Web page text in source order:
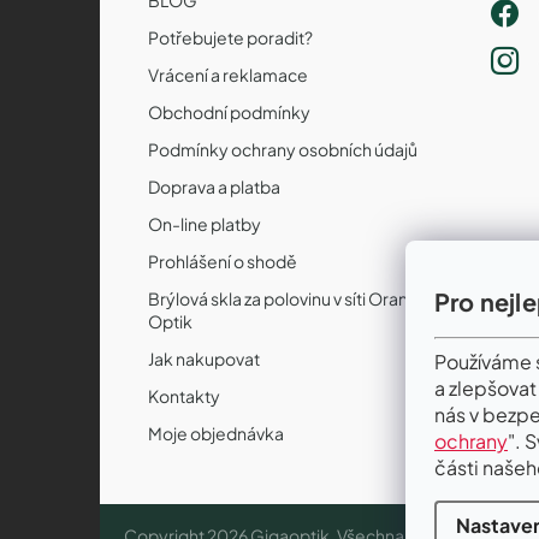
Pro
a
nás v
ochrany".
části
Potřebujete poradit?
Vrácení a reklamace
Obchodní podmínky
Podmínky ochrany osobních údajů
Doprava a platba
On-line platby
Prohlášení o shodě
Brýlová skla za polovinu v síti Orange
Optik
Jak nakupovat
Kontakty
Moje objednávka